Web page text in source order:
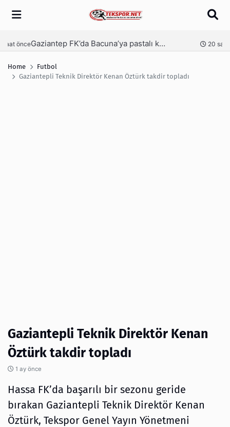
Arama
Gaziantep FK’da Bacuna’ya pastalı karşılama 20 saat önce
Home
Futbol
Gaziantepli Teknik Direktör Kenan Öztürk takdir topladı
Gaziantepli Teknik Direktör Kenan
Öztürk takdir topladı
1 ay önce
Hassa FK’da başarılı bir sezonu geride
bırakan Gaziantepli Teknik Direktör Kenan
Öztürk, Tekspor Genel Yayın Yönetmeni